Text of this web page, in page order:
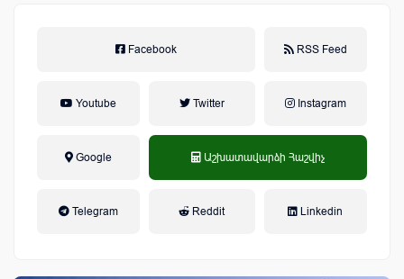
Facebook RSS Feed
Youtube Twitter Instagram
Google Աշխատավարձի Հաշվիչ
Telegram Reddit Linkedin